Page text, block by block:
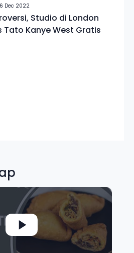
Dec 2022
Studio di London
Tato Kanye West Gratis